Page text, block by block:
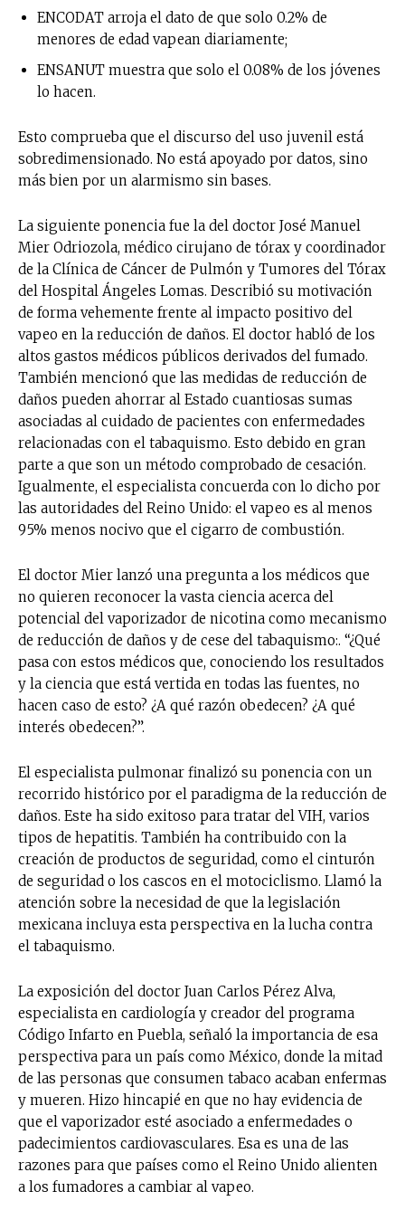
ENCODAT arroja el dato de que solo 0.2% de
menores de edad vapean diariamente;
ENSANUT muestra que solo el 0.08% de los jóvenes
lo hacen.
Esto comprueba que el discurso del uso juvenil está
sobredimensionado. No está apoyado por datos, sino
más bien por un alarmismo sin bases.
La siguiente ponencia fue la del doctor José Manuel
Mier Odriozola, médico cirujano de tórax y coordinador
de la Clínica de Cáncer de Pulmón y Tumores del Tórax
del Hospital Ángeles Lomas. Describió su motivación
de forma vehemente frente al impacto positivo del
vapeo en la reducción de daños. El doctor habló de los
altos gastos médicos públicos derivados del fumado.
También mencionó que las medidas de reducción de
daños pueden ahorrar al Estado cuantiosas sumas
asociadas al cuidado de pacientes con enfermedades
relacionadas con el tabaquismo. Esto debido en gran
parte a que son un método comprobado de cesación.
Igualmente, el especialista concuerda con lo dicho por
las autoridades del Reino Unido: el vapeo es al menos
95% menos nocivo que el cigarro de combustión.
El doctor Mier lanzó una pregunta a los médicos que
no quieren reconocer la vasta ciencia acerca del
potencial del vaporizador de nicotina como mecanismo
de reducción de daños y de cese del tabaquismo:. “¿Qué
pasa con estos médicos que, conociendo los resultados
y la ciencia que está vertida en todas las fuentes, no
hacen caso de esto? ¿A qué razón obedecen? ¿A qué
interés obedecen?”.
El especialista pulmonar finalizó su ponencia con un
recorrido histórico por el paradigma de la reducción de
daños. Este ha sido exitoso para tratar del VIH, varios
tipos de hepatitis. También ha contribuido con la
creación de productos de seguridad, como el cinturón
de seguridad o los cascos en el motociclismo. Llamó la
atención sobre la necesidad de que la legislación
mexicana incluya esta perspectiva en la lucha contra
el tabaquismo.
La exposición del doctor Juan Carlos Pérez Alva,
especialista en cardiología y creador del programa
Código Infarto en Puebla, señaló la importancia de esa
perspectiva para un país como México, donde la mitad
de las personas que consumen tabaco acaban enfermas
y mueren. Hizo hincapié en que no hay evidencia de
que el vaporizador esté asociado a enfermedades o
padecimientos cardiovasculares. Esa es una de las
razones para que países como el Reino Unido alienten
a los fumadores a cambiar al vapeo.